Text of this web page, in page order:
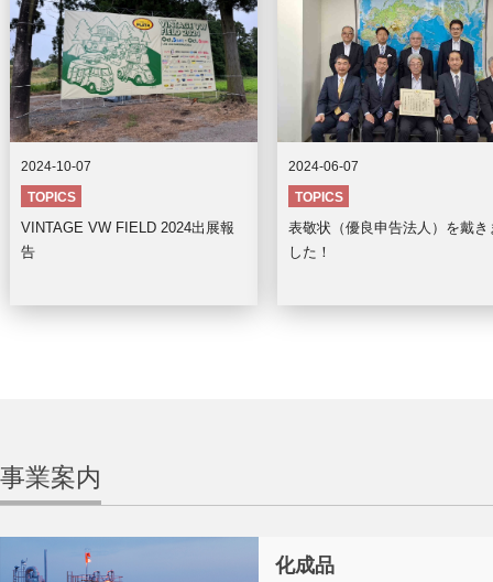
2024-10-07
TOPICS
VINTAGE VW FIELD 2024出展報
告
2024-06-07
TOPICS
表敬状（優良申告法人）を戴き
した！
事業案内
化成品